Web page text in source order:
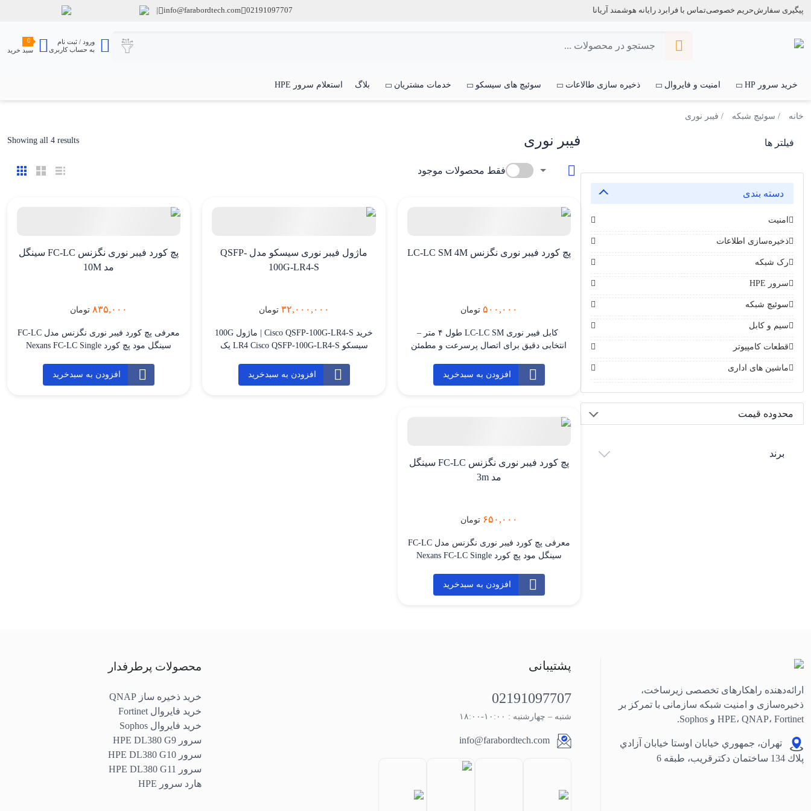
پیگیری سفارشحریم خصوصیتماس با فرابرد رایانه هوشمند آریانا 02191097707
info@farabordtech.com
ورود / ثبت نام
به حساب کاربری
0
سبد خرید
خرید سرور HP امنیت و فایروال ذخیره سازی طالاعات سوئیچ های سیسکو خدمات مشتریان بلاگ استعلام سرور HPE
خانه / سوئیچ شبکه / فیبر نوری
فیلتر ها
دسته بندی
امنیت
ذخیره‌سازی اطلاعات
رک شبکه
سرور HPE
سوئیچ شبکه
سیم و کابل
قطعات کامپیوتر
ماشین های اداری
محدوده قیمت
برند
فیبر نوری Showing all 4 results
فقط محصولات موجود
پچ کورد فیبر نوری نگزنس LC-LC SM 4M
۵۰۰,۰۰۰ تومان
کابل فیبر نوری LC-LC SM طول ۴ متر –
انتخابی دقیق برای اتصال پرسرعت و مطمئن
تجهیزات پسیو در زیرساخت شبکه‌های فیبر
نوری محسوب می‌شود. این کابل برای انتقال
افزودن به سبدخرید
ماژول فیبر نوری سیسکو مدل QSFP-
100G-LR4-S
۳۲,۰۰۰,۰۰۰ تومان
خرید Cisco QSFP-100G-LR4-S | ماژول 100G
سیسکو LR4 Cisco QSFP-100G-LR4-S یک
ارتباطات 100GbE است که روی فیبر نوری
افزودن به سبدخرید
پچ کورد فیبر نوری نگزنس FC-LC سینگل
مد 10M
۸۳۵,۰۰۰ تومان
معرفی پچ کورد فیبر نوری نگزنس مدل FC-LC
سینگل مود پچ کورد Nexans FC-LC Single
که برای اتصالات پرسرعت و پایدار در
افزودن به سبدخرید
پچ کورد فیبر نوری نگزنس FC-LC سینگل
مد 3m
۶۵۰,۰۰۰ تومان
معرفی پچ کورد فیبر نوری نگزنس مدل FC-LC
سینگل مود پچ کورد Nexans FC-LC Single
که برای اتصالات پرسرعت و پایدار در
افزودن به سبدخرید
ارائه‌دهنده راهکارهای تخصصی زیرساخت،
ذخیره‌سازی و امنیت شبکه سازمانی با تمرکز بر
HPE، QNAP، Fortinet و Sophos.
تهران، جمهوري خيابان اوستا خيابان آزادي
پلاك 134 ساختمان دكترقريب، طبقه 6
پشتیبانی
02191097707
شنبه – چهارشنبه : ۱۰:۰۰-۱۸:۰۰
info@farabordtech.com
محصولات پرطرفدار
خرید ذخیره ساز QNAP
خرید فایروال Fortinet
خرید فایروال Sophos
سرور HPE DL380 G9
سرور HPE DL380 G10
سرور HPE DL380 G11
هارد سرور HPE